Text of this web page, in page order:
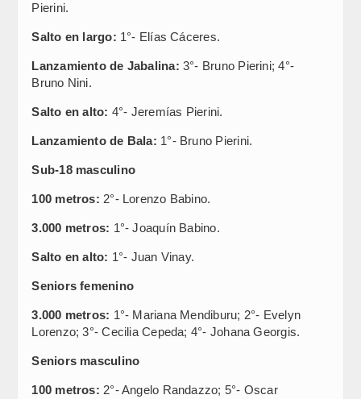
Pierini.
Salto en largo: 1°- Elías Cáceres.
Lanzamiento de Jabalina:3°- Bruno Pierini; 4°-
Bruno Nini.
Salto en alto: 4°- Jeremías Pierini.
Lanzamiento de Bala: 1°- Bruno Pierini.
Sub-18 masculino
100 metros: 2°- Lorenzo Babino.
3.000 metros: 1°- Joaquín Babino.
Salto en alto: 1°- Juan Vinay.
Seniors femenino
3.000 metros: 1°- Mariana Mendiburu; 2°- Evelyn
Lorenzo; 3°- Cecilia Cepeda; 4°- Johana Georgis.
Seniors masculino
100 metros: 2°- Angelo Randazzo; 5°- Oscar